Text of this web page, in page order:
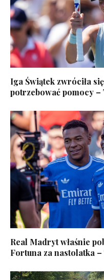
Iga Świątek zwróciła
potrzebować pomocy
Real Madryt właśnie
Fortuna za nastolatka